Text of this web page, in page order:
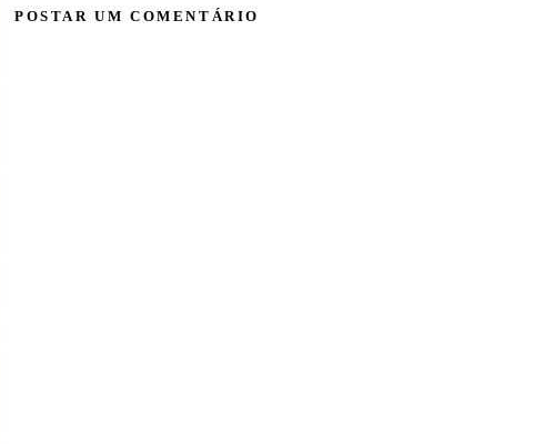
POSTAR UM COMENTÁRIO